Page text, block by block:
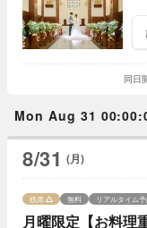
同日
Mon Aug 31
8/31 (月)
月曜限定【お料理
残席 無料 リアルタイム